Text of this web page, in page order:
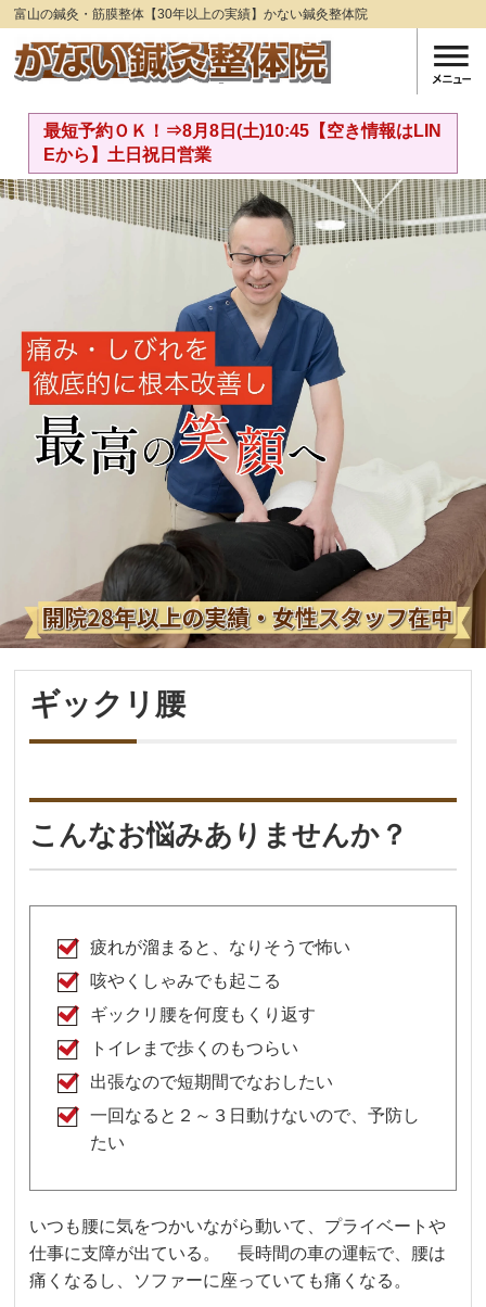
富山の鍼灸・筋膜整体【30年以上の実績】かない鍼灸整体院
最短予約ＯＫ！⇒8月8日(土)10:45【空き情報はLIN
Eから】土日祝日営業
ギックリ腰
こんなお悩みありませんか？
疲れが溜まると、なりそうで怖い
咳やくしゃみでも起こる
ギックリ腰を何度もくり返す
トイレまで歩くのもつらい
出張なので短期間でなおしたい
一回なると２～３日動けないので、予防し
たい
いつも腰に気をつかいながら動いて、プライベートや
仕事に支障が出ている。 長時間の車の運転で、腰は
痛くなるし、ソファーに座っていても痛くなる。